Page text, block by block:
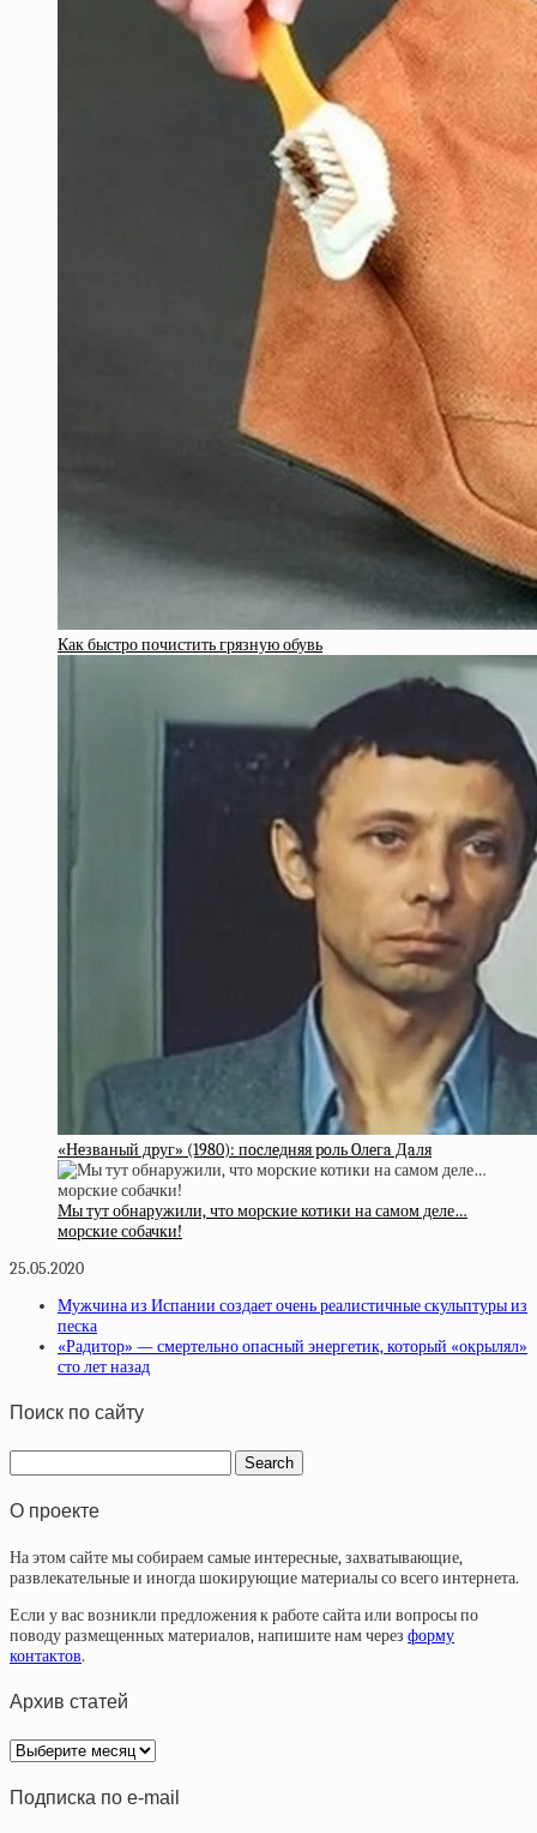
Как быстро почистить грязную обувь
«Нeзвaный дpуг» (1980): пocлeдняя poль Oлeгa Дaля
Мы тут обнаружили, что морские котики на самом деле…
морские собачки!
25.05.2020
Мужчина из Испании создает очень реалистичные скульптуры из
песка
«Радитор» — смертельно опасный энергетик, который «окрылял»
сто лет назад
Поиск по сайту
О проекте
На этом сайте мы собираем самые интересные, захватывающие,
развлекательные и иногда шокирующие материалы со всего интернета.
Если у вас возникли предложения к работе сайта или вопросы по
поводу размещенных материалов, напишите нам через форму
контактов.
Архив статей
Архив
статей
Подписка по e-mail